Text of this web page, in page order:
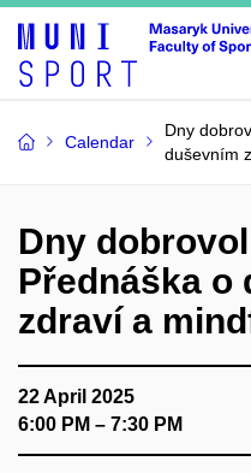
Calendar
Dny
duševním
Dny
Přednáška o
zdraví a
22 April 2025
6:00 PM – 7:30 PM